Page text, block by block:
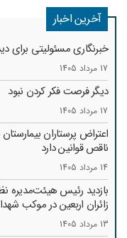
آخرین اخبار
خبرنگاری مسئولیتی
17 مرداد 1405
دیگر فرصت فکر کردن نبود
17 مرداد 1405
اعتراض پرستاران
ناقص قوانین دارد
14 مرداد 1405
بازدید رئیس هیئت‌مدیره
زائران اربعین در موکب
13 مرداد 1405